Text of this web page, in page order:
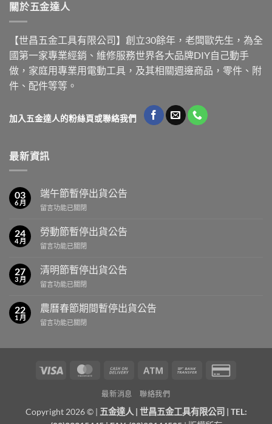
關於五金達人
【世昌五金工具有限公司】創立30餘年，老闆歐先生，為全
國第一家專業經銷、維修服務世界各大品牌DIY自己動手
做，家庭用專業用電動工具，及其相關週邊商品，零件、附
件、配件等等。
加入五金達人的粉絲頁或聯絡我們
最新資訊
03
6 月
端午節暫停出貨公告
在
午
節
暫
出
貨
公
中
留言功能已關閉
24
4 月
勞動節暫停出貨公告
在
動
節
暫
出
貨
公
中
留言功能已關閉
27
3 月
清明節暫停出貨公告
在
明
節
暫
公
告〉
留言功能已關閉
22
1 月
農曆春節期間暫停出貨公告
在
期
出
留言功能已關閉
Visa MasterCardCash
Delivery
Atm
Bank
最新消息 聯絡我們
Copyright 2026 © | 五金達人| 世昌五金工具有限公司 | TEL: